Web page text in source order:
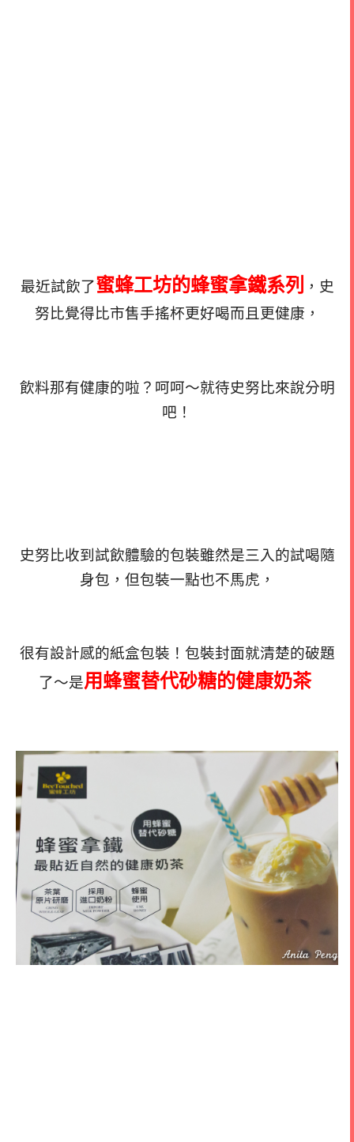
最近試飲了蜜蜂工坊的蜂蜜拿鐵系列
，史
努比覺得比市售手搖杯更好喝而且更健康，
飲料那有健康的啦？呵呵～就待史努比來說分明
吧！
史努比收到試飲體驗的包裝雖然是三入的試喝隨
身包，但包裝一點也不馬虎，
很有設計感的紙盒包裝！包裝封面就清楚的破題
了～是用蜂蜜替代砂糖的健康奶茶